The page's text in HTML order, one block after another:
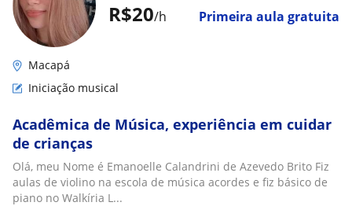
R$20/h Primeira aula gratuita
Macapá
Iniciação musical
Acadêmica de Música, experiência em cuidar
de crianças
Olá, meu Nome é Emanoelle Calandrini de Azevedo Brito Fiz
aulas de violino na escola de música acordes e fiz básico de
piano no Walkíria L...